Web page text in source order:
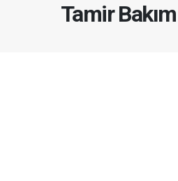
Tamir